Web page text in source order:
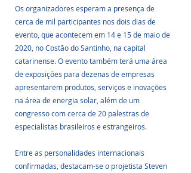
Os organizadores esperam a presença de
cerca de mil participantes nos dois dias de
evento, que acontecem em 14 e 15 de maio de
2020, no Costão do Santinho, na capital
catarinense. O evento também terá uma área
de exposições para dezenas de empresas
apresentarem produtos, serviços e inovações
na área de energia solar, além de um
congresso com cerca de 20 palestras de
especialistas brasileiros e estrangeiros.
Entre as personalidades internacionais
confirmadas, destacam-se o projetista Steven